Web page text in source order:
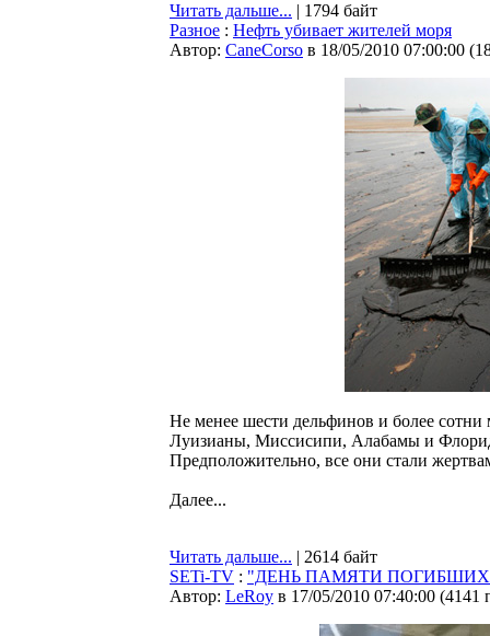
Читать дальше... | 1794 байт
Разное : Нефть убивает жителей моря
Автор: CaneCorso в 18/05/2010 07:00:00 (
Не менее шести дельфинов и более сотни
Луизианы, Миссисипи, Алабамы и
Предположительно, все они стали
Далее...
Читать дальше... | 2614 байт
SETi-TV : "ДЕНЬ ПАМЯТИ ПОГИБШИХ
Автор: LeRoy в 17/05/2010 07:40:00 (4141